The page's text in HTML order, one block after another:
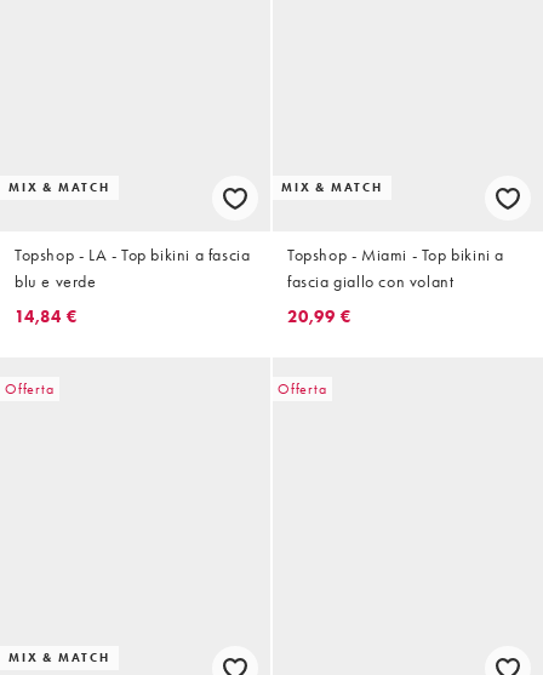
MIX & MATCH
Topshop - LA - Top bikini a fascia
blu e verde
14,84 €
MIX & MATCH
Topshop - Miami - Top bikini a
fascia giallo con volant
20,99 €
Offerta
MIX & MATCH
Offerta